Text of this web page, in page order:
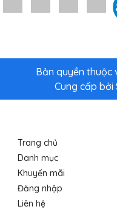
Bản quyền thuộc
Cung cấp bởi
Trang chủ
Danh mục
Khuyến mãi
Đăng nhập
Liên hệ